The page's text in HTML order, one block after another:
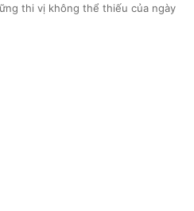
thi vị không thể thiếu của ngày